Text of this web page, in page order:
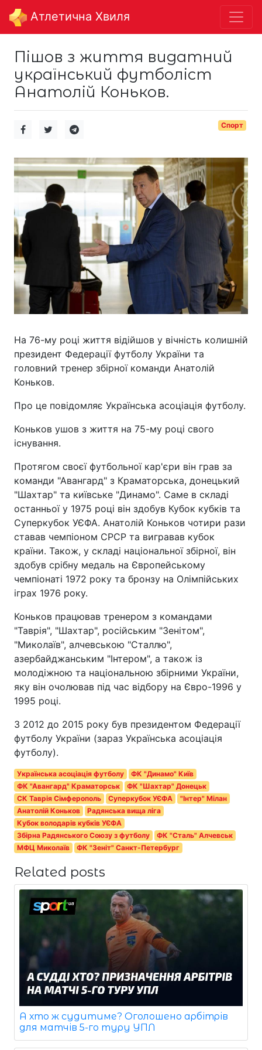
Aтлетична Хвиля
Пішов з життя видатний
український футболіст
Анатолій Коньков.
Спорт
На 76-му році життя відійшов у вічність колишній
президент Федерації футболу України та
головний тренер збірної команди Анатолій
Коньков.
Про це повідомляє Українська асоціація футболу.
Коньков ушов з життя на 75-му році свого
існування.
Протягом своєї футбольної кар'єри він грав за
команди "Авангард" з Краматорська, донецький
"Шахтар" та київське "Динамо". Саме в складі
останньої у 1975 році він здобув Кубок кубків та
Суперкубок УЄФА. Анатолій Коньков чотири рази
ставав чемпіоном СРСР та вигравав кубок
країни. Також, у складі національної збірної, він
здобув срібну медаль на Європейському
чемпіонаті 1972 року та бронзу на Олімпійських
іграх 1976 року.
Коньков працював тренером з командами
"Таврія", "Шахтар", російським "Зенітом",
"Миколаїв", алчевською "Сталлю",
азербайджанським "Інтером", а також із
молодіжною та національною збірними України,
яку він очолював під час відбору на Євро-1996 у
1995 році.
З 2012 до 2015 року був президентом Федерації
футболу України (зараз Українська асоціація
футболу).
Українська асоціація футболу
ФК "Динамо" Київ
ФК "Авангард" Краматорськ
ФК "Шахтар" Донецьк
СК Таврія Сімферополь
Суперкубок УЄФА
"Інтер" Мілан
Анатолій Коньков
Радянська вища ліга
Кубок володарів кубків УЄФА
Збірна Радянського Союзу з футболу
ФК "Сталь" Алчевськ
МФЦ Миколаїв
ФК "Зеніт" Санкт-Петербург
Related posts
А хто ж судитиме? Оголошено арбітрів
для матчів 5-го туру УПЛ